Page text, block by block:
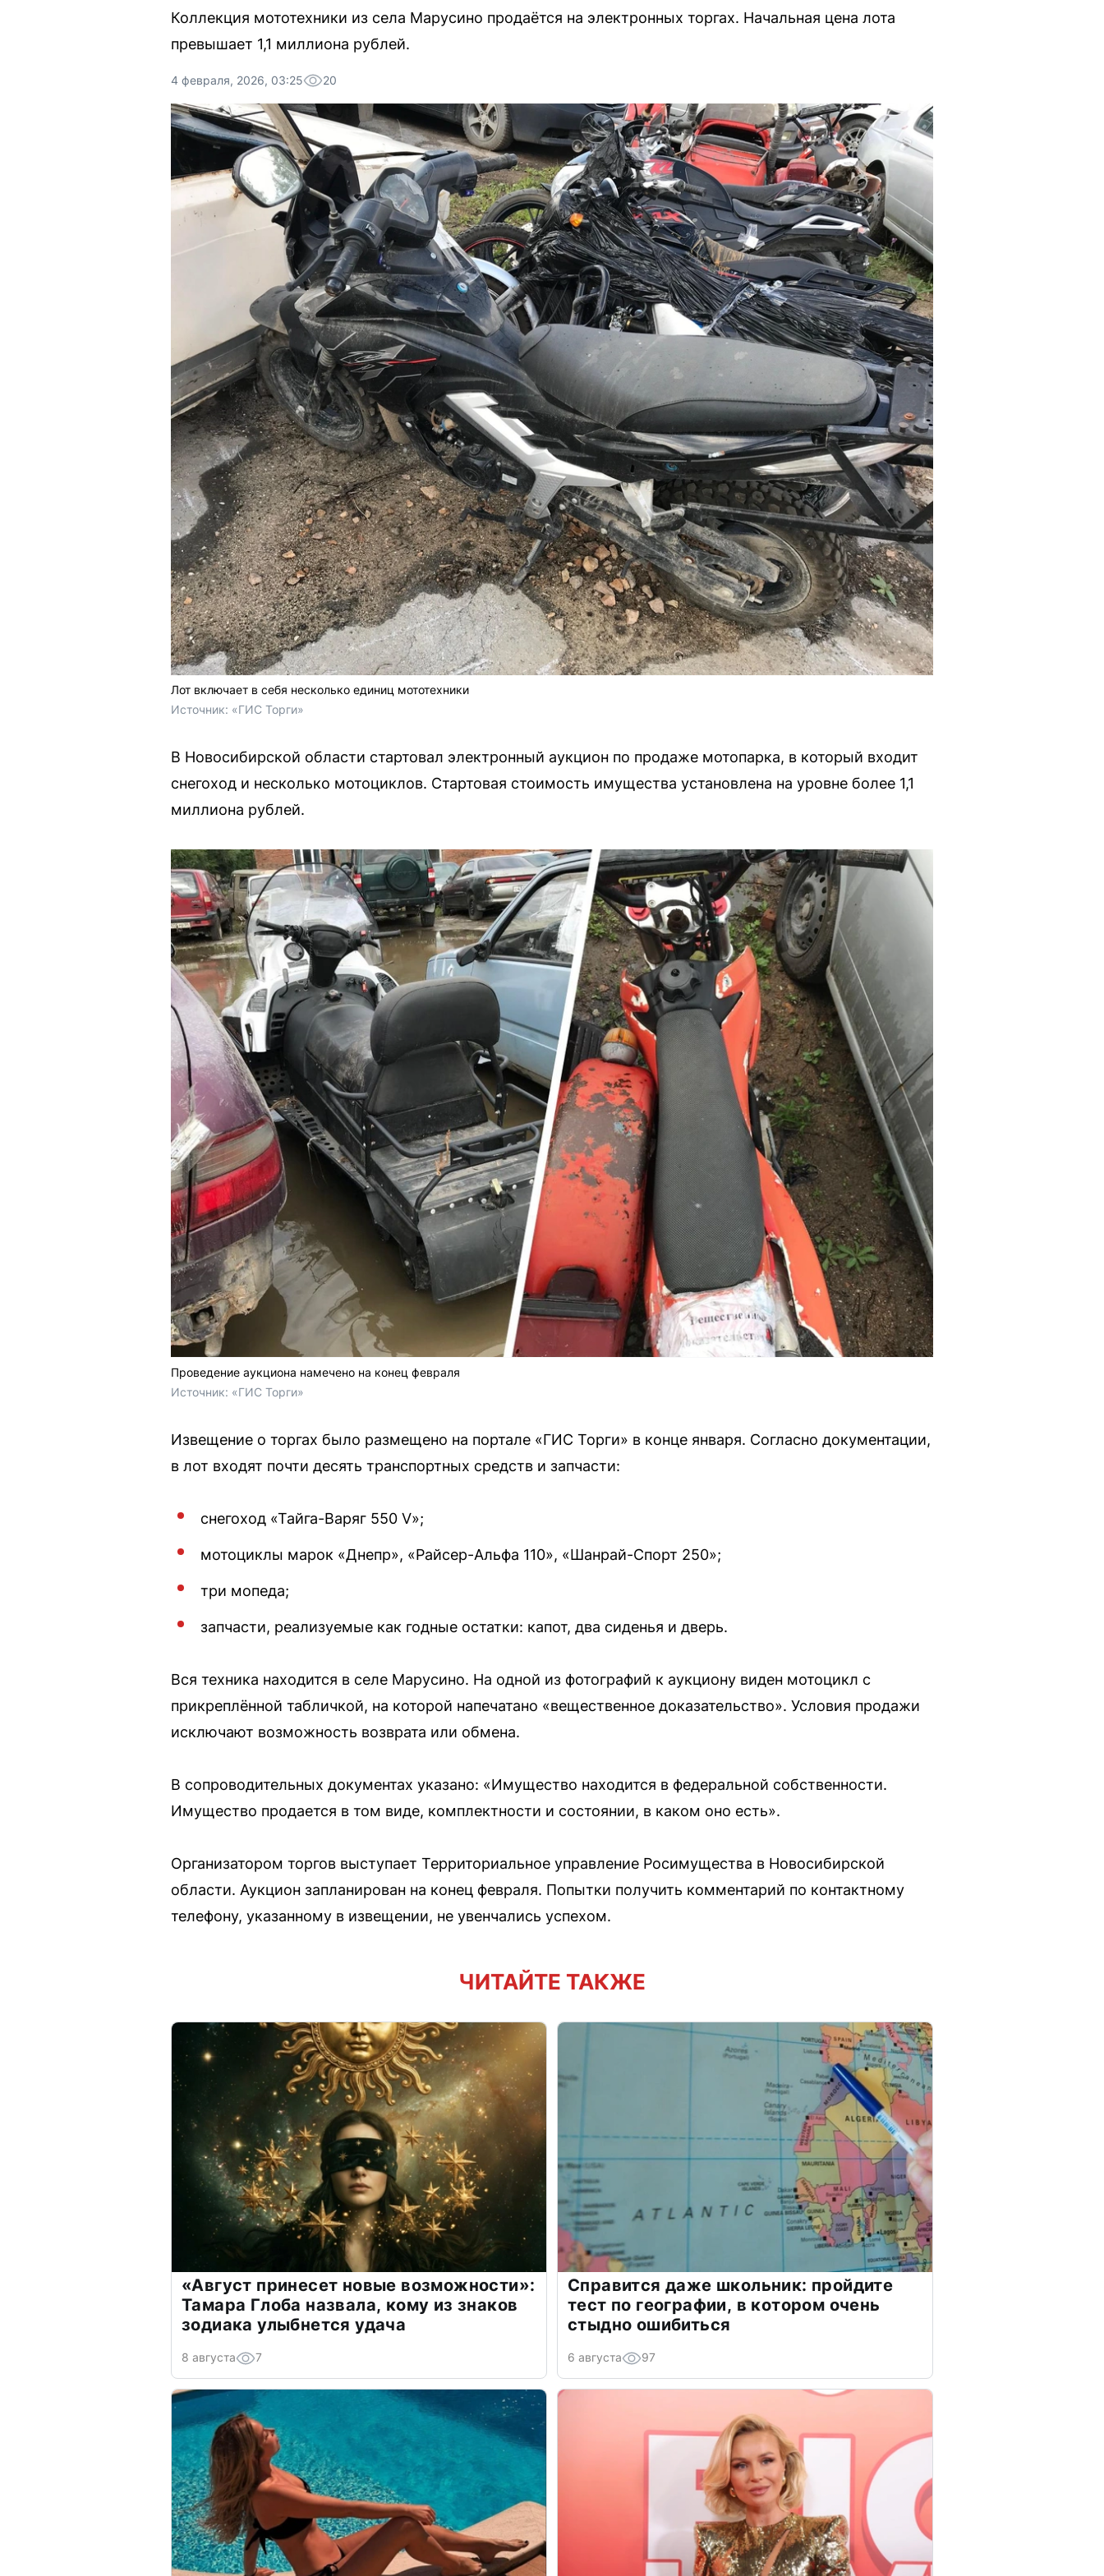
Коллекция мототехники из села Марусино продаётся на электронных торгах. Начальная цена лота
превышает 1,1 миллиона рублей.
4 февраля, 2026, 03:25 20
Лот включает в себя несколько единиц мототехники
Источник: «ГИС Торги»
В Новосибирской области стартовал электронный аукцион по продаже мотопарка, в который входит
снегоход и несколько мотоциклов. Стартовая стоимость имущества установлена на уровне более 1,1
миллиона рублей.
Проведение аукциона намечено на конец февраля
Источник: «ГИС Торги»
Извещение о торгах было размещено на портале «ГИС Торги» в конце января. Согласно документации,
в лот входят почти десять транспортных средств и запчасти:
снегоход «Тайга-Варяг 550 V»;
мотоциклы марок «Днепр», «Райсер-Альфа 110», «Шанрай-Спорт 250»;
три мопеда;
запчасти, реализуемые как годные остатки: капот, два сиденья и дверь.
Вся техника находится в селе Марусино. На одной из фотографий к аукциону виден мотоцикл с
прикреплённой табличкой, на которой напечатано «вещественное доказательство». Условия продажи
исключают возможность возврата или обмена.
В сопроводительных документах указано: «Имущество находится в федеральной собственности.
Имущество продается в том виде, комплектности и состоянии, в каком оно есть».
Организатором торгов выступает Территориальное управление Росимущества в Новосибирской
области. Аукцион запланирован на конец февраля. Попытки получить комментарий по контактному
телефону, указанному в извещении, не увенчались успехом.
ЧИТАЙТЕ ТАКЖЕ
«Август принесет новые возможности»:
Тамара Глоба назвала, кому из знаков
зодиака улыбнется удача
8 августа 7
Справится даже школьник: пройдите
тест по географии, в котором очень
стыдно ошибиться
6 августа 97